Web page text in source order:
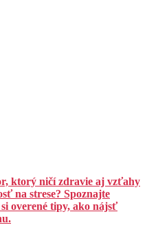
ktorý ničí zdravie aj vzťahy
na strese? Spoznajte
overené tipy, ako nájsť